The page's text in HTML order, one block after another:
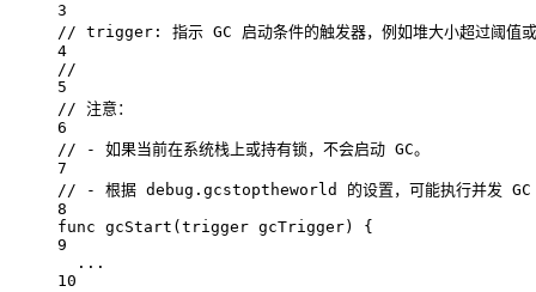
3
// trigger: 指示 GC 启动条件的触发器，例如堆大小超过阈值或
4
//
5
// 注意：
6
// - 如果当前在系统栈上或持有锁，不会启动 GC。
7
// - 根据 debug.gcstoptheworld 的设置，可能执行并发
8
func gcStart ( trigger gcTrigger) {
9
...
10